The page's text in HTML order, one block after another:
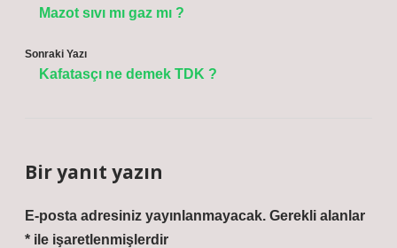
Mazot sıvı mı gaz mı ?
Sonraki Yazı
Kafatasçı ne demek TDK ?
Bir yanıt yazın
E-posta adresiniz yayınlanmayacak. Gerekli alanlar
* ile işaretlenmişlerdir